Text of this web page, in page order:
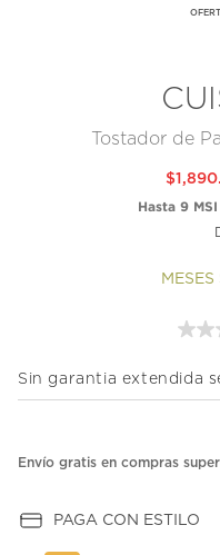
Tostador de
Hasta 9
MESES
Sin garantia extendida
Envío gratis en compras
PAGA CON ESTILO